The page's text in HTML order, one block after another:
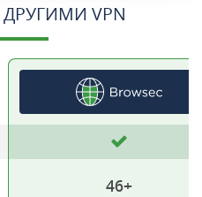
VPN
46+